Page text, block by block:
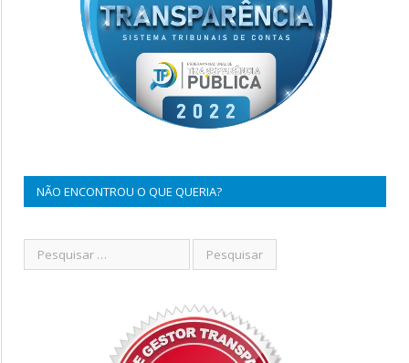
NÃO ENCONTROU O QUE QUERIA?